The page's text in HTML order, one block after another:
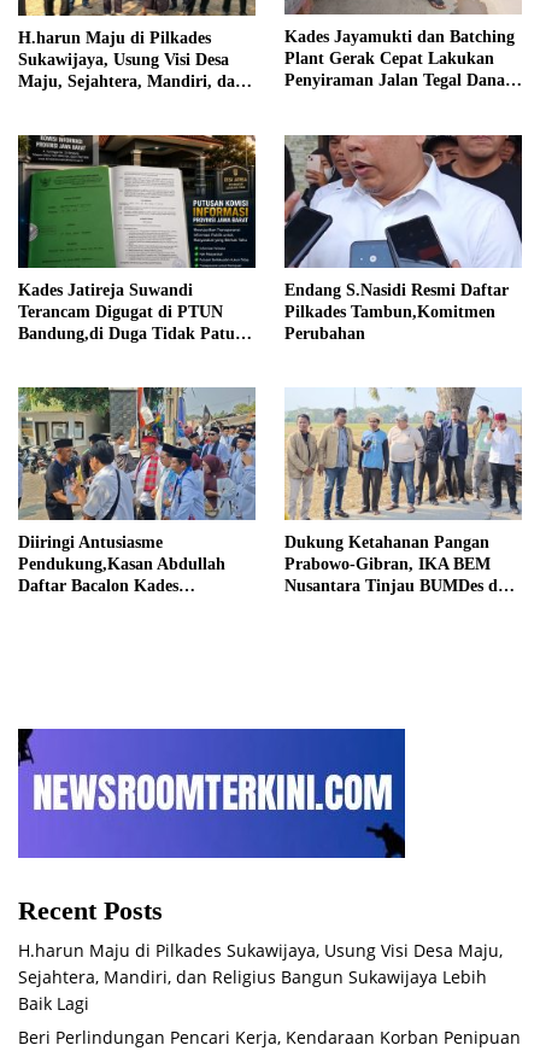
H.harun Maju di Pilkades
Sukawijaya, Usung Visi Desa
Maju, Sejahtera, Mandiri, dan
Kades Jayamukti dan Batching
Plant Gerak Cepat Lakukan
Penyiraman Jalan Tegal Danas
Kades Jatireja Suwandi
Terancam Digugat di PTUN
Bandung,di Duga Tidak Patuhi
Endang S.Nasidi Resmi Daftar
Pilkades Tambun,Komitmen
Perubahan
Diiringi Antusiasme
Pendukung,Kasan Abdullah
Daftar Bacalon Kades
Dukung Ketahanan Pangan
Prabowo-Gibran, IKA BEM
Nusantara Tinjau BUMDes dan
Recent Posts
H.harun Maju di Pilkades Sukawijaya, Usung Visi Desa Maju,
Sejahtera, Mandiri, dan Religius Bangun Sukawijaya Lebih
Baik Lagi
Beri Perlindungan Pencari Kerja, Kendaraan Korban Penipuan